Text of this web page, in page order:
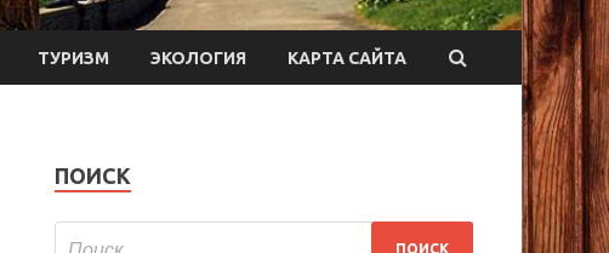
ТУРИЗМ ЭКОЛОГИЯ КАРТА САЙТА
ПОИСК